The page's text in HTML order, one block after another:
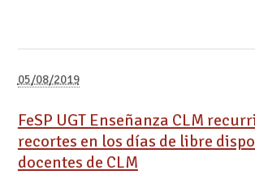
05/08/2019
FeSP UGT Enseñanza CLM
recortes en los días de libre
docentes de CLM